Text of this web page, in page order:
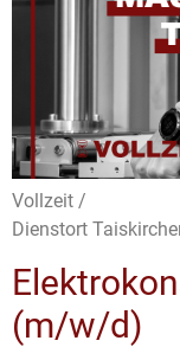
Vollzeit /
Dienstort
(m/w/d)